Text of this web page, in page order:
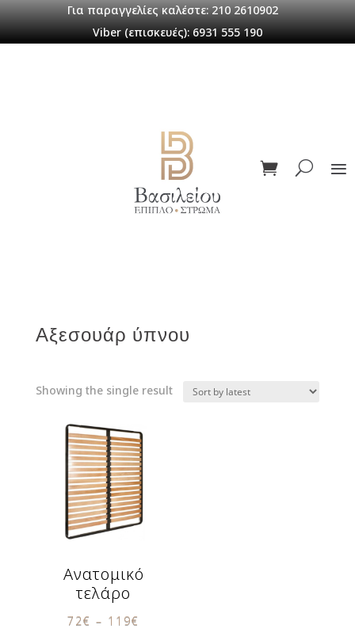
Για παραγγελίες καλέστε: 210 2610902
Viber (επισκευές): 6931 555 190
Αξεσουάρ ύπνου
Showing the single result
Ανατομικό
τελάρο
72€ – 119€